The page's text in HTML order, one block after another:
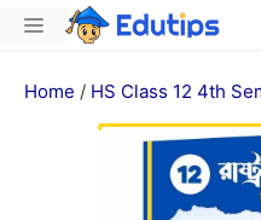
Menu
Home / HS Class 12 4th
Political Science
উচ্চ মাধ্যমিক রাষ্ট্রবিজ্ঞান সাজেশন